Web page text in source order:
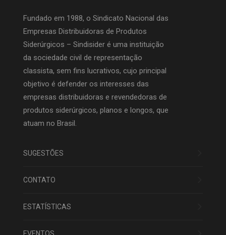
Fundado em 1988, o Sindicato Nacional das
Empresas Distribuidoras de Produtos
Siderúrgicos – Sindisider é uma instituição
da sociedade civil de representação
classista, sem fins lucrativos, cujo principal
objetivo é defender os interesses das
empresas distribuidoras e revendedoras de
produtos siderúrgicos, planos e longos, que
atuam no Brasil.
SUGESTÕES
CONTATO
ESTATÍSTICAS
EVENTOS